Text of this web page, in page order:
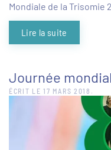
Mondiale de la Trisomie
Lire la suite
Journée
ÉCRIT LE17 MARS 2018 .